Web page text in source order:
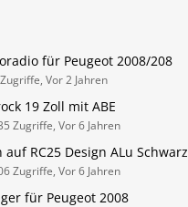
für Peugeot 2008/208
Vor 2 Jahren
19 Zoll mit ABE
Zugriffe, Vor 6 Jahren
RC25 Design ALu Schwarz
Zugriffe, Vor 6 Jahren
für Peugeot 2008